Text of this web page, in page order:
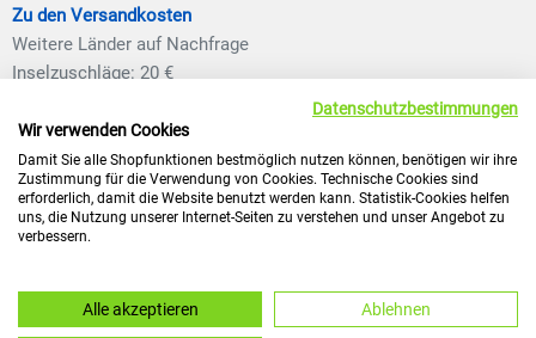
Zu den Versandkosten
Weitere Länder auf Nachfrage
Inselzuschläge: 20 €
© 2026 mit NaturaGart Teiche planen, bauen und pflegen
Datenschutzbestimmungen
Wir verwenden Cookies
Damit Sie alle Shopfunktionen bestmöglich nutzen können, benötigen wir ihre
Zustimmung für die Verwendung von Cookies. Technische Cookies sind
erforderlich, damit die Website benutzt werden kann. Statistik-Cookies helfen
uns, die Nutzung unserer Internet-Seiten zu verstehen und unser Angebot zu
verbessern.
Alle akzeptieren Ablehnen